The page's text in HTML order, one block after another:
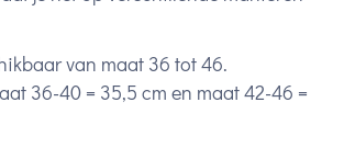
van maat 36 tot 46.
36-40 = 35,5 cm en maat 42-46 =